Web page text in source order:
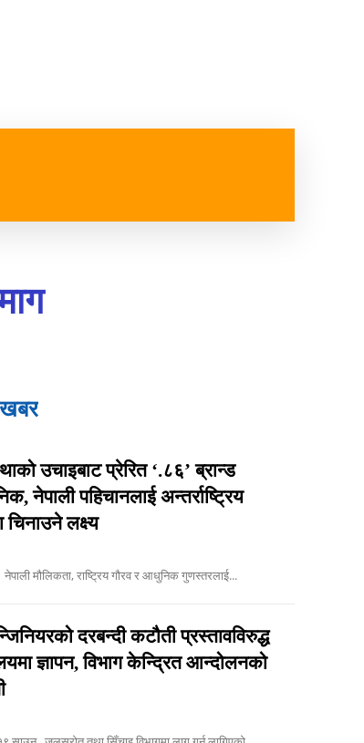
उचाइबाट प्रेरित ‘.८६’ ब्रान्ड
नेपाली पहिचानलाई अन्तर्राष्ट्रिय
चिनाउने लक्ष्य
नेपाली मौलिकता, राष्ट्रिय गौरव र आधुनिक गुणस्तरलाई...
दरबन्दी कटौती प्रस्तावविरुद्ध
ज्ञापन, विभाग केन्द्रित आन्दोलनको